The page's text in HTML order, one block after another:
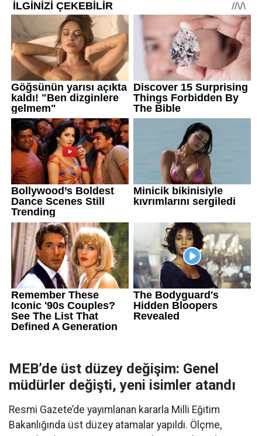
MEB’de üst düzey değişim: Genel
müdürler değişti, yeni isimler atandı
Resmi Gazete’de yayımlanan kararla Milli Eğitim
Bakanlığında üst düzey atamalar yapıldı. Ölçme,